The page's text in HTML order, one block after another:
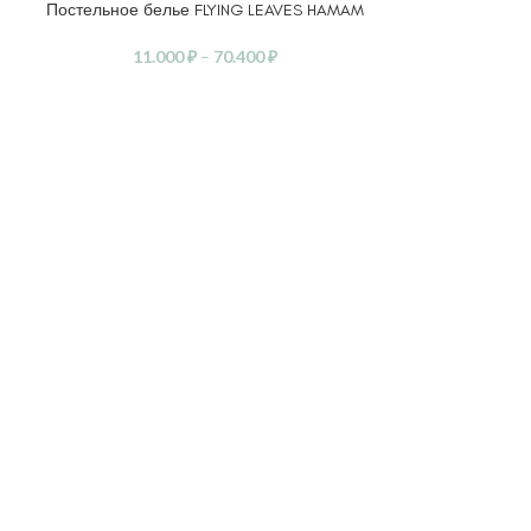
ВЫБЕРИТЕ ПАРАМЕТРЫ
Постельное белье FLYING LEAVES HAMAM
11.000₽ – 70.400₽